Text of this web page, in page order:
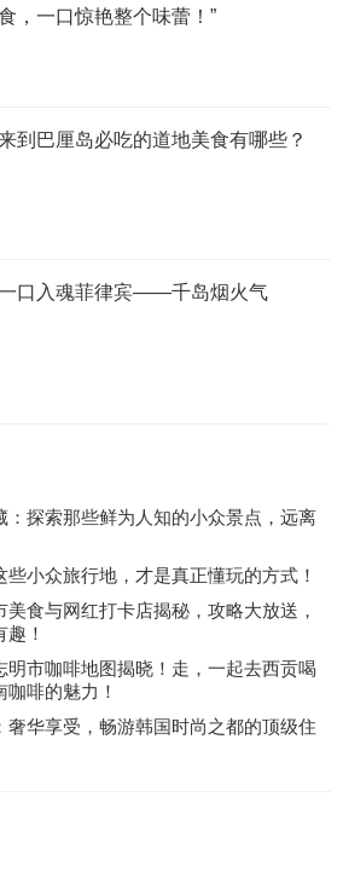
，一口惊艳整个味蕾！”
到巴厘岛必吃的道地美食有哪些？
口入魂菲律宾——千岛烟火气
：探索那些鲜为人知的小众景点，远离
小众旅行地，才是真正懂玩的方式！
食与网红打卡店揭秘，攻略大放送，
！
明市咖啡地图揭晓！走，一起去西贡喝
啡的魅力！
奢华享受，畅游韩国时尚之都的顶级住